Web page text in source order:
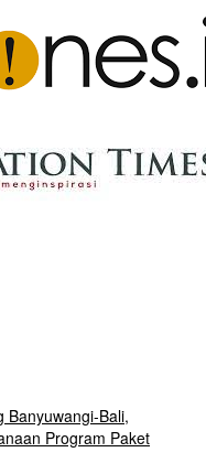
Banyuwangi-Bali,
Program Paket